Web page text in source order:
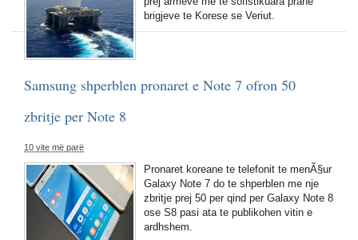
brigjeve te Korese se Veriut.
Samsung shperblen pronaret e Note 7 ofron 50
zbritje per Note 8
10 vite më parë
Pronaret koreane te telefonit te menÃ§ur
Galaxy Note 7 do te shperblen me nje
zbritje prej 50 per qind per Galaxy Note 8
ose S8 pasi ata te publikohen vitin e
ardhshem.